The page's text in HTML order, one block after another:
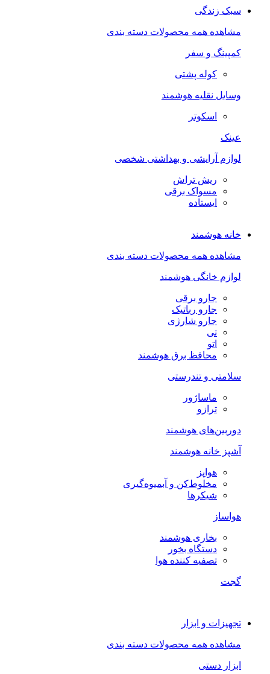
سبک زندگی
مشاهده همه محصولات دسته بندی
کمپینگ و سفر
کوله پشتی
وسایل نقلیه هوشمند
اسکوتر
عینک
لوازم آرایشی و بهداشتی شخصی
ریش تراش
مسواک برقی
ایستاده
خانه هوشمند
مشاهده همه محصولات دسته بندی
لوازم خانگی هوشمند
جارو برقی
جارو رباتیک
جارو شارژی
تی
اتو
محافظ برق هوشمند
سلامتی و تندرستی
ماساژور
ترازو
دوربین‌های هوشمند
آشپز خانه هوشمند
هواپز
مخلوط‌کن و آبمیوه‌گیری
شیکرها
هواساز
بخاری هوشمند
دستگاه بخور
تصفیه کننده هوا
گجت
تجهیزات و ابزار
مشاهده همه محصولات دسته بندی
ابزار دستی